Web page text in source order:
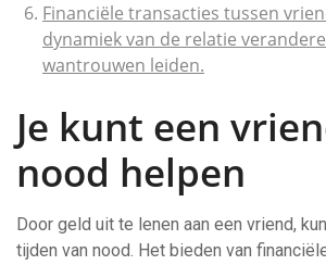
Financiële transacties tussen
dynamiek van de relatie
wantrouwen leiden.
Je kunt een
nood helpen
Door geld uit te lenen aan een vriend,
tijden van nood. Het bieden van